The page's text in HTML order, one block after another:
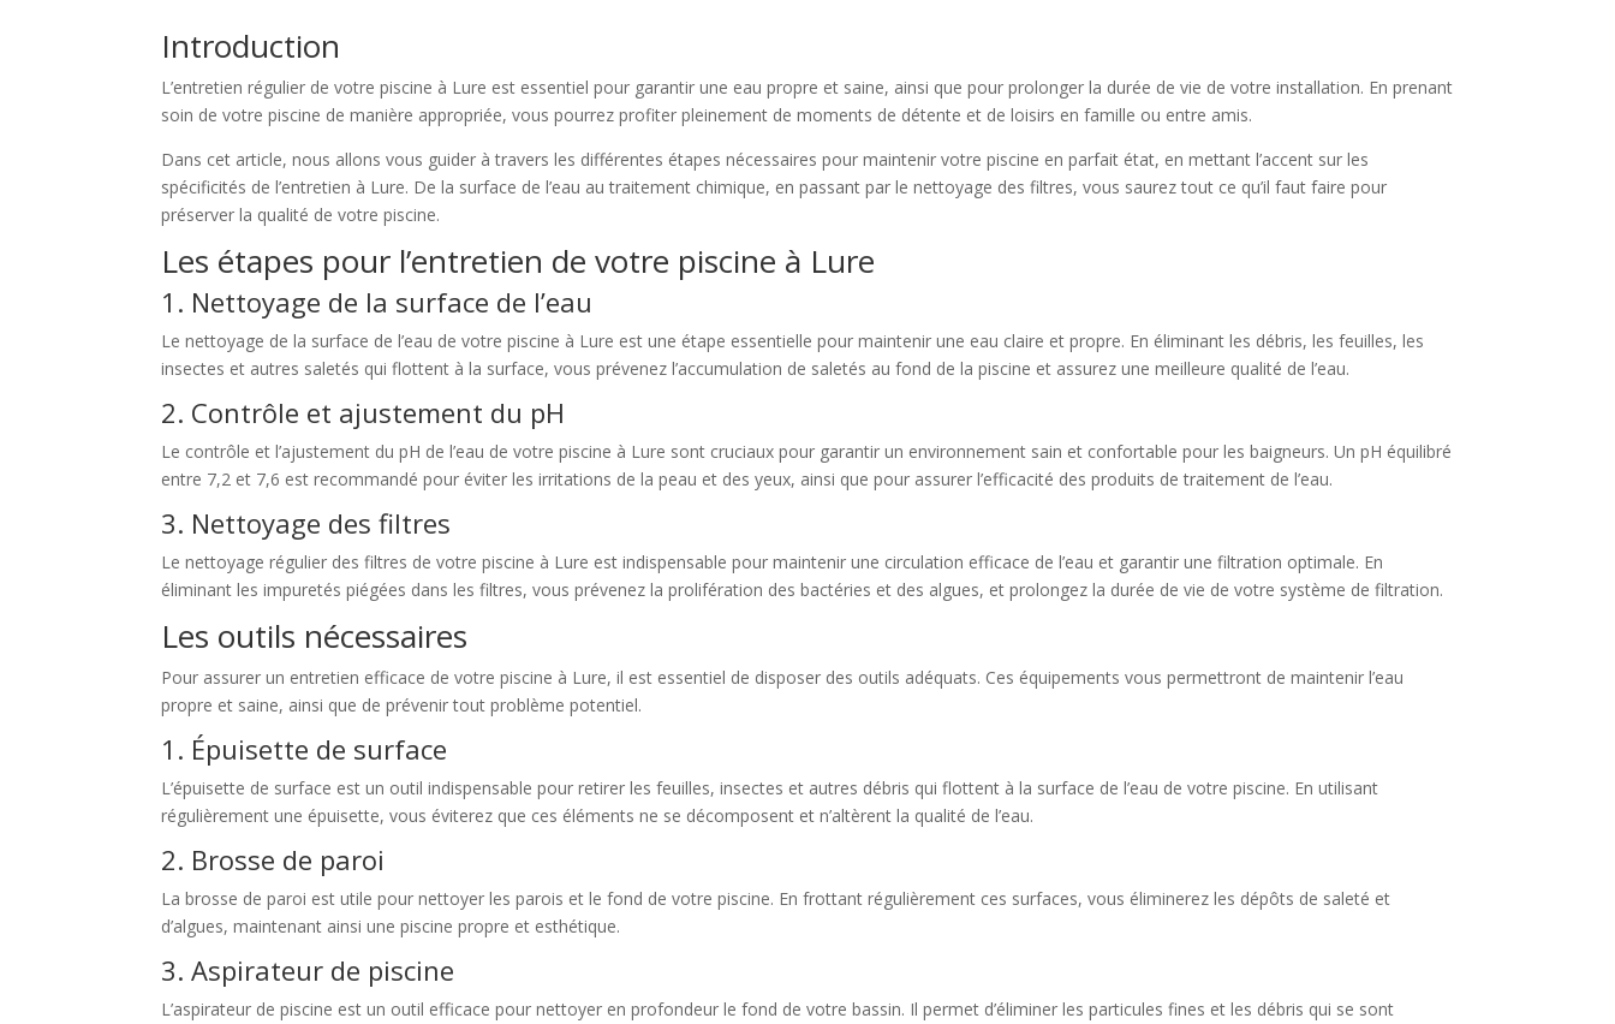
Introduction
L’entretien régulier de votre piscine à Lure est essentiel pour garantir une eau propre et saine, ainsi que pour prolonger la durée de vie de votre installation. En prenant
soin de votre piscine de manière appropriée, vous pourrez profiter pleinement de moments de détente et de loisirs en famille ou entre amis.
Dans cet article, nous allons vous guider à travers les différentes étapes nécessaires pour maintenir votre piscine en parfait état, en mettant l’accent sur les
spécificités de l’entretien à Lure. De la surface de l’eau au traitement chimique, en passant par le nettoyage des filtres, vous saurez tout ce qu’il faut faire pour
préserver la qualité de votre piscine.
Les étapes pour l’entretien de votre piscine à Lure
1. Nettoyage de la surface de l’eau
Le nettoyage de la surface de l’eau de votre piscine à Lure est une étape essentielle pour maintenir une eau claire et propre. En éliminant les débris, les feuilles, les
insectes et autres saletés qui flottent à la surface, vous prévenez l’accumulation de saletés au fond de la piscine et assurez une meilleure qualité de l’eau.
2. Contrôle et ajustement du pH
Le contrôle et l’ajustement du pH de l’eau de votre piscine à Lure sont cruciaux pour garantir un environnement sain et confortable pour les baigneurs. Un pH équilibré
entre 7,2 et 7,6 est recommandé pour éviter les irritations de la peau et des yeux, ainsi que pour assurer l’efficacité des produits de traitement de l’eau.
3. Nettoyage des filtres
Le nettoyage régulier des filtres de votre piscine à Lure est indispensable pour maintenir une circulation efficace de l’eau et garantir une filtration optimale. En
éliminant les impuretés piégées dans les filtres, vous prévenez la prolifération des bactéries et des algues, et prolongez la durée de vie de votre système de filtration.
Les outils nécessaires
Pour assurer un entretien efficace de votre piscine à Lure, il est essentiel de disposer des outils adéquats. Ces équipements vous permettront de maintenir l’eau
propre et saine, ainsi que de prévenir tout problème potentiel.
1. Épuisette de surface
L’épuisette de surface est un outil indispensable pour retirer les feuilles, insectes et autres débris qui flottent à la surface de l’eau de votre piscine. En utilisant
régulièrement une épuisette, vous éviterez que ces éléments ne se décomposent et n’altèrent la qualité de l’eau.
2. Brosse de paroi
La brosse de paroi est utile pour nettoyer les parois et le fond de votre piscine. En frottant régulièrement ces surfaces, vous éliminerez les dépôts de saleté et
d’algues, maintenant ainsi une piscine propre et esthétique.
3. Aspirateur de piscine
L’aspirateur de piscine est un outil efficace pour nettoyer en profondeur le fond de votre bassin. Il permet d’éliminer les particules fines et les débris qui se sont